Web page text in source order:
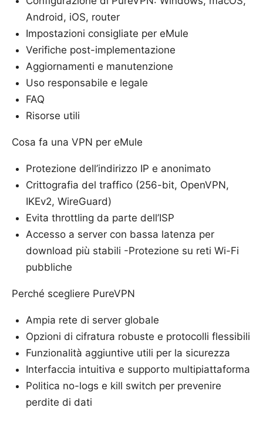
Android, iOS, router
Impostazioni consigliate per eMule
Verifiche post-implementazione
Aggiornamenti e manutenzione
Uso responsabile e legale
FAQ
Risorse utili
Cosa fa una VPN per eMule
Protezione dell’indirizzo IP e anonimato
Crittografia del traffico (256-bit, OpenVPN,
IKEv2, WireGuard)
Evita throttling da parte dell’ISP
Accesso a server con bassa latenza per
download più stabili -Protezione su reti Wi-Fi
pubbliche
Perché scegliere PureVPN
Ampia rete di server globale
Opzioni di cifratura robuste e protocolli flessibili
Funzionalità aggiuntive utili per la sicurezza
Interfaccia intuitiva e supporto multipiattaforma
Politica no-logs e kill switch per prevenire
perdite di dati